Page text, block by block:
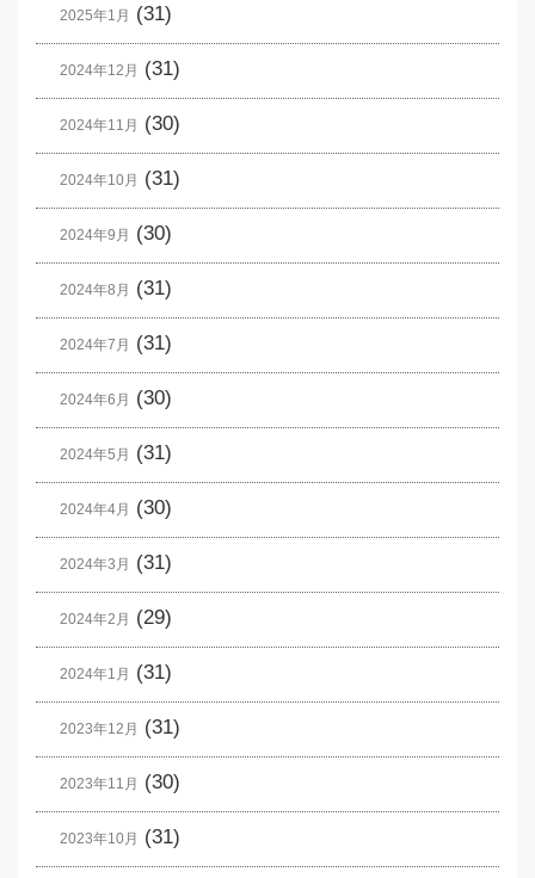
2025年1月 (31)
2024年12月 (31)
2024年11月 (30)
2024年10月 (31)
2024年9月 (30)
2024年8月 (31)
2024年7月 (31)
2024年6月 (30)
2024年5月 (31)
2024年4月 (30)
2024年3月 (31)
2024年2月 (29)
2024年1月 (31)
2023年12月 (31)
2023年11月 (30)
2023年10月 (31)